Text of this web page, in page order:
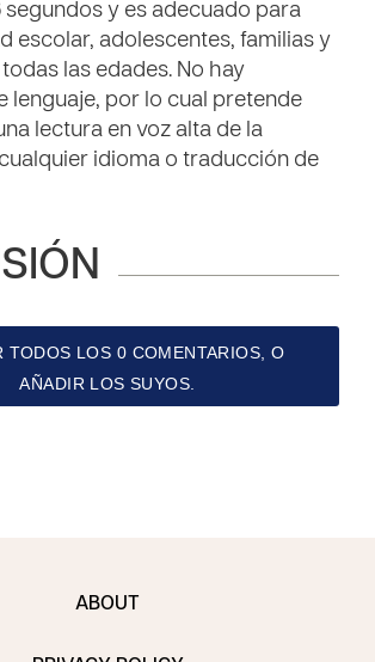
segundos y es adecuado para
escolar, adolescentes, familias y
las edades. No hay
lenguaje, por lo cual pretende
lectura en voz alta de la
idioma o traducción de
TODOS LOS 0 COMENTARIOS, O
AÑADIR LOS SUYOS.
ABOUT